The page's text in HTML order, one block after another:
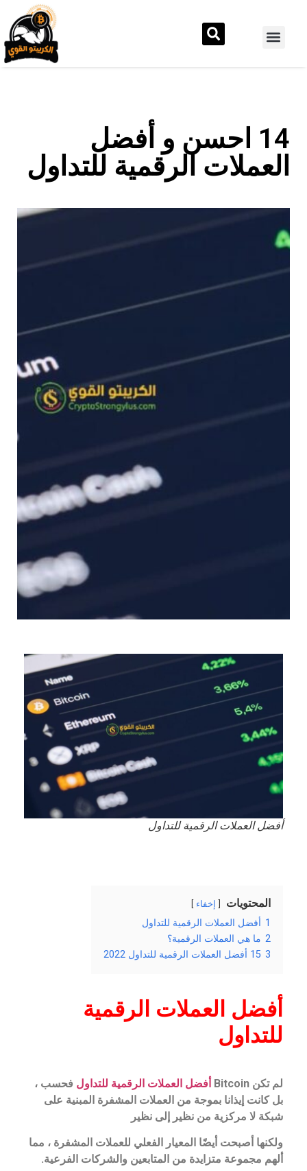
14 احسن و أفضل
العملات الرقمية للتداول
أفضل العملات الرقمية للتداول
المحتويات إخفاء
1 أفضل العملات الرقمية للتداول
2 ما هي العملات الرقمية؟
3 15 أفضل العملات الرقمية للتداول 2022
أفضل العملات الرقمية
للتداول
لم تكن Bitcoin أفضل العملات الرقمية للتداول فحسب ،
بل كانت إيذانا بموجة من العملات المشفرة المبنية على
شبكة لا مركزية من نظير إلى نظير
ولكنها أصبحت أيضًا المعيار الفعلي للعملات المشفرة ، مما
ألهم مجموعة متزايدة من المتابعين والشركات الفرعية.